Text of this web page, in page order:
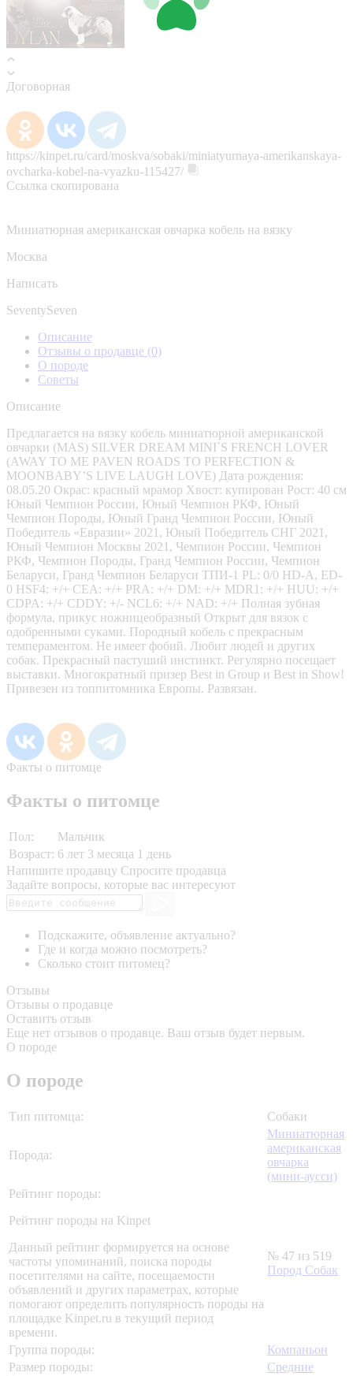
Договорная
https://kinpet.ru/card/moskva/sobaki/miniatyurnaya-amerikanskaya-
ovcharka-kobel-na-vyazku-115427/
Ссылка скопирована
Миниатюрная американская овчарка кобель на вязку
Москва
Написать
SeventySeven
Описание
Отзывы о продавце (0)
О породе
Советы
Описание
Предлагается на вязку кобель миниатюрной американской
овчарки (MAS) SILVER DREAM MINI`S FRENCH LOVER
(AWAY TO ME PAVEN ROADS TO PERFECTION &
MOONBABY’S LIVE LAUGH LOVE) Дата рождения:
08.05.20 Окрас: красный мрамор Хвост: купирован Рост: 40 см
Юный Чемпион России, Юный Чемпион РКФ, Юный
Чемпион Породы, Юный Гранд Чемпион России, Юный
Победитель «Евразии» 2021, Юный Победитель СНГ 2021,
Юный Чемпион Москвы 2021, Чемпион России, Чемпион
РКФ, Чемпион Породы, Гранд Чемпион России, Чемпион
Беларуси, Гранд Чемпион Беларуси ТПИ-1 PL: 0/0 HD-A, ED-
0 HSF4: +/+ CEA: +/+ PRA: +/+ DM: +/+ MDR1: +/+ HUU: +/+
CDPA: +/+ CDDY: +/- NCL6: +/+ NAD: +/+ Полная зубная
формула, прикус ножницеобразный Открыт для вязок с
одобренными суками. Породный кобель с прекрасным
темпераментом. Не имеет фобий. Любит людей и других
собак. Прекрасный пастуший инстинкт. Регулярно посещает
выставки. Многократный призер Best in Group и Best in Show!
Привезен из топпитомника Европы. Развязан.
Факты о питомце
Факты о питомце
Пол:
Мальчик
Возраст: 6 лет 3 месяца 1 день
Напишите продавцу Спросите продавца
Задайте вопросы, которые вас интересуют
Подскажите, объявление актуально?
Где и когда можно посмотреть?
Сколько стоит питомец?
Отзывы
Отзывы о продавце
Оставить отзыв
Еще нет отзывов о продавце. Ваш отзыв будет первым.
О породе
О породе
Тип питомца: Собаки
Порода:
Миниатюрная
американская
овчарка
(мини-аусси)
Рейтинг породы:
Рейтинг породы на Kinpet
Данный рейтинг формируется на основе
частоты упоминаний, поиска породы
посетителями на сайте, посещаемости
объявлений и других параметрах, которые
помогают определить популярность породы на
площадке Kinpet.ru в текущий период
времени.
№ 47 из 519
Пород Собак
Группа породы:
Компаньон
Размер породы:
Средние